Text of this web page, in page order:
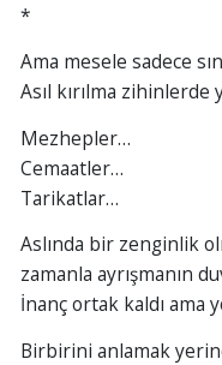
*
Ama mesele sadece
Asıl kırılma zihinlerde
Mezhepler…
Cemaatler…
Tarikatlar…
Aslında bir zenginlik
zamanla ayrışmanın
İnanç ortak kaldı ama
Birbirini anlamak